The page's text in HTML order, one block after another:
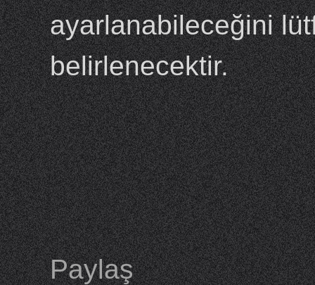
ayarlanabileceğini
belirlenecektir.
Paylaş